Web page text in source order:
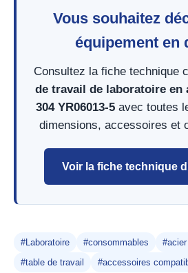
Vous souhaitez
équipement en
Consultez la fiche technique
de travail de laboratoire en
304 YR06013-5 avec toutes
dimensions, accessoires et
Voir la fiche technique
#Laboratoire #consommables
#table de travail
#accessoires